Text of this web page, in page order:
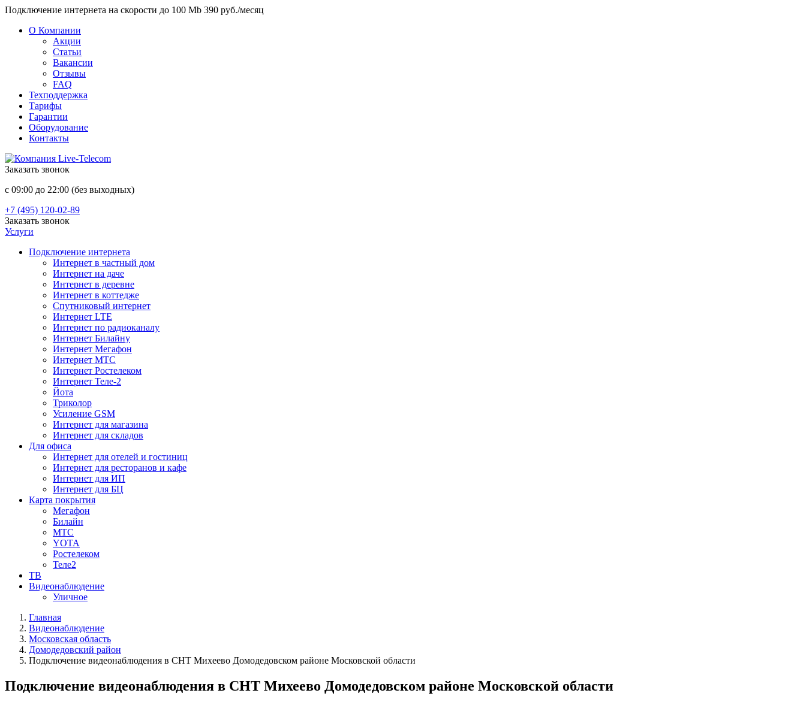
Подключение интернета на скорости до 100 Mb 390 руб./месяц
О Компании
Акции
Статьи
Вакансии
Отзывы
FAQ
Техподдержка
Тарифы
Гарантии
Оборудование
Контакты
Заказать звонок
с 09:00 до 22:00 (без выходных)
+7 (495) 120-02-89
Заказать звонок
Услуги
Подключение интернета
Интернет в частный дом
Интернет на даче
Интернет в деревне
Интернет в коттедже
Спутниковый интернет
Интернет LTE
Интернет по радиоканалу
Интернет Билайну
Интернет Мегафон
Интернет МТС
Интернет Ростелеком
Интернет Теле-2
Йота
Триколор
Усиление GSM
Интернет для магазина
Интернет для складов
Для офиса
Интернет для отелей и гостиниц
Интернет для ресторанов и кафе
Интернет для ИП
Интернет для БЦ
Карта покрытия
Мегафон
Билайн
МТС
YOTA
Ростелеком
Теле2
ТВ
Видеонаблюдение
Уличное
Главная
Видеонаблюдение
Московская область
Домодедовский район
Подключение видеонаблюдения в СНТ Михеево Домодедовском районе Московской области
Подключение видеонаблюдения в СНТ Михеево Домодедовском районе Московской области